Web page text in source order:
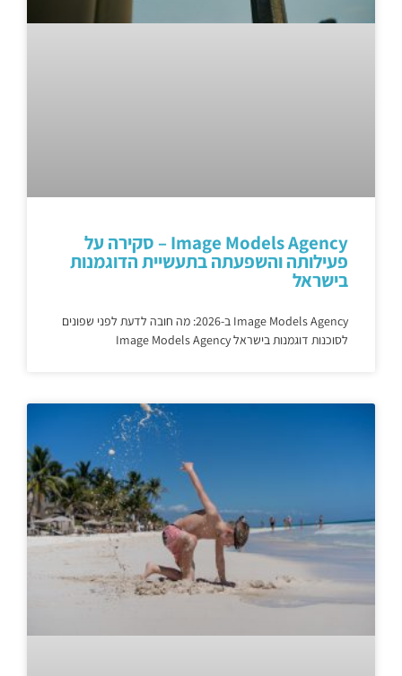
Image Models Agency – סקירה על
פעילותה והשפעתה בתעשיית הדוגמנות
בישראל
Image Models Agency ב-2026: מה חובה לדעת לפני שפונים
לסוכנות דוגמנות בישראל Image Models Agency